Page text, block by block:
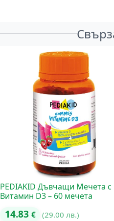
PEDIAKID Дъвчащи Мечета с
Витамин D3 – 60 мечета
14.83 € (29.00 лв.)